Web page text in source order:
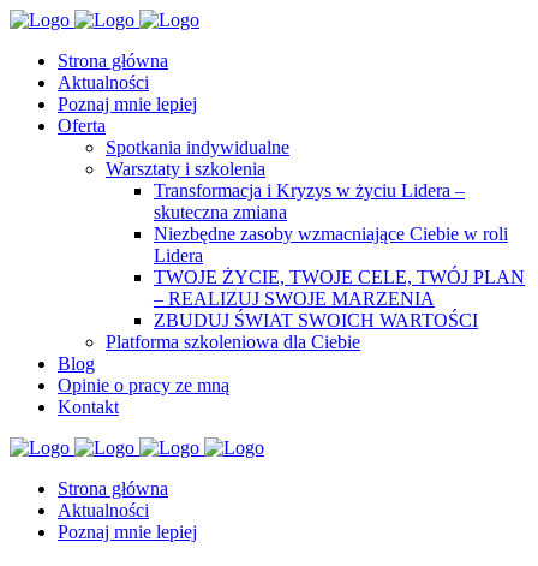
Strona główna
Aktualności
Poznaj mnie lepiej
Oferta
Spotkania indywidualne
Warsztaty i szkolenia
Transformacja i Kryzys w życiu Lidera –
skuteczna zmiana
Niezbędne zasoby wzmacniające Ciebie w roli
Lidera
TWOJE ŻYCIE, TWOJE CELE, TWÓJ PLAN
– REALIZUJ SWOJE MARZENIA
ZBUDUJ ŚWIAT SWOICH WARTOŚCI
Platforma szkoleniowa dla Ciebie
Blog
Opinie o pracy ze mną
Kontakt
Strona główna
Aktualności
Poznaj mnie lepiej